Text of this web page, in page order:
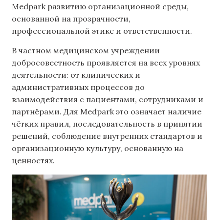
Medpark развитию организационной среды,
основанной на прозрачности,
профессиональной этике и ответственности.
В частном медицинском учреждении
добросовестность проявляется на всех уровнях
деятельности: от клинических и
административных процессов до
взаимодействия с пациентами, сотрудниками и
партнёрами. Для Medpark это означает наличие
чётких правил, последовательность в принятии
решений, соблюдение внутренних стандартов и
организационную культуру, основанную на
ценностях.